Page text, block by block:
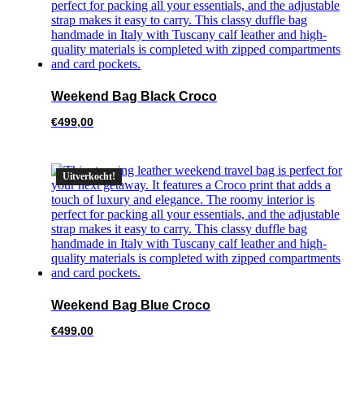
Weekend Bag Black Croco
€499,00
Uitverkocht!
Weekend Bag Blue Croco
€499,00